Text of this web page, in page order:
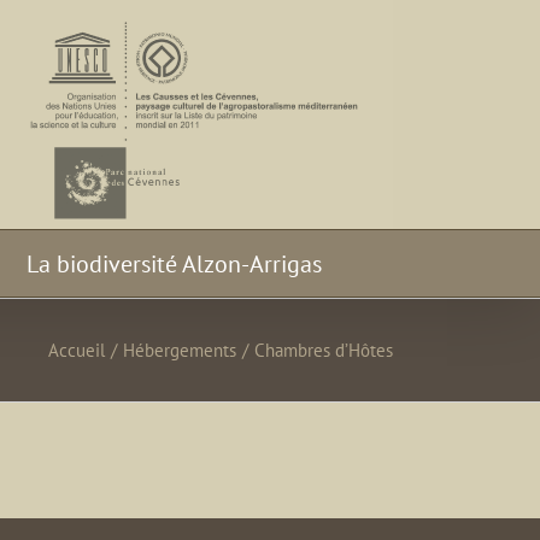
La biodiversité Alzon-Arrigas
Accueil / Hébergements / Chambres d’Hôtes